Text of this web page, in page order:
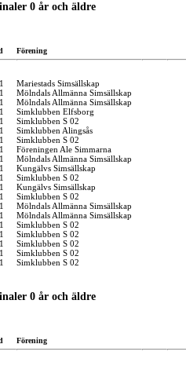
0 år och äldre
Förening
Mariestads Simsällskap
Mölndals Allmänna Simsällskap
Mölndals Allmänna Simsällskap
Simklubben Elfsborg
Simklubben S 02
Simklubben Alingsås
Simklubben S 02
Föreningen Ale Simmarna
Mölndals Allmänna Simsällskap
Kungälvs Simsällskap
Simklubben S 02
Kungälvs Simsällskap
Simklubben S 02
Mölndals Allmänna Simsällskap
Mölndals Allmänna Simsällskap
Simklubben S 02
Simklubben S 02
Simklubben S 02
Simklubben S 02
Simklubben S 02
0 år och äldre
Förening